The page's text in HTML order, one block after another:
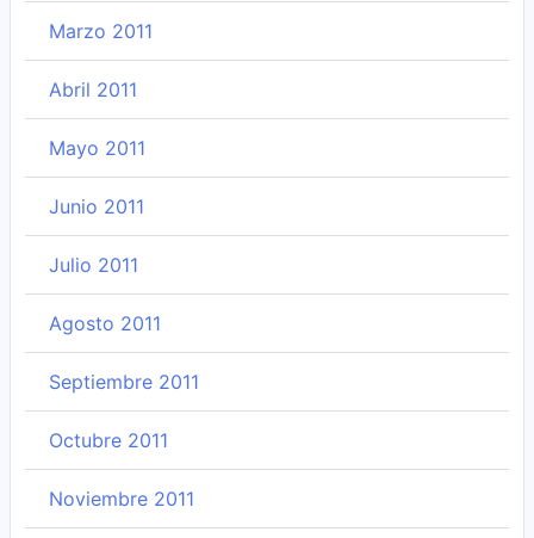
Marzo 2011
Abril 2011
Mayo 2011
Junio 2011
Julio 2011
Agosto 2011
Septiembre 2011
Octubre 2011
Noviembre 2011